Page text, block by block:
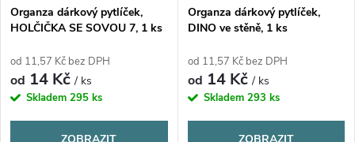
Organza dárkový pytlíček,
HOLČIČKA SE SOVOU 7, 1 ks
od 11,57 Kč bez DPH
od 14 Kč/ ks
Skladem 295 ks
Organza dárkový pytlíček,
DINO ve stěně, 1 ks
od 11,57 Kč bez DPH
od 14 Kč/ ks
Skladem 293 ks